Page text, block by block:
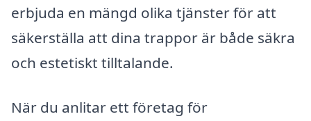
erbjuda en mängd olika tjänster för att
säkerställa att dina trappor är både säkra
och estetiskt tilltalande.
När du anlitar ett företag för